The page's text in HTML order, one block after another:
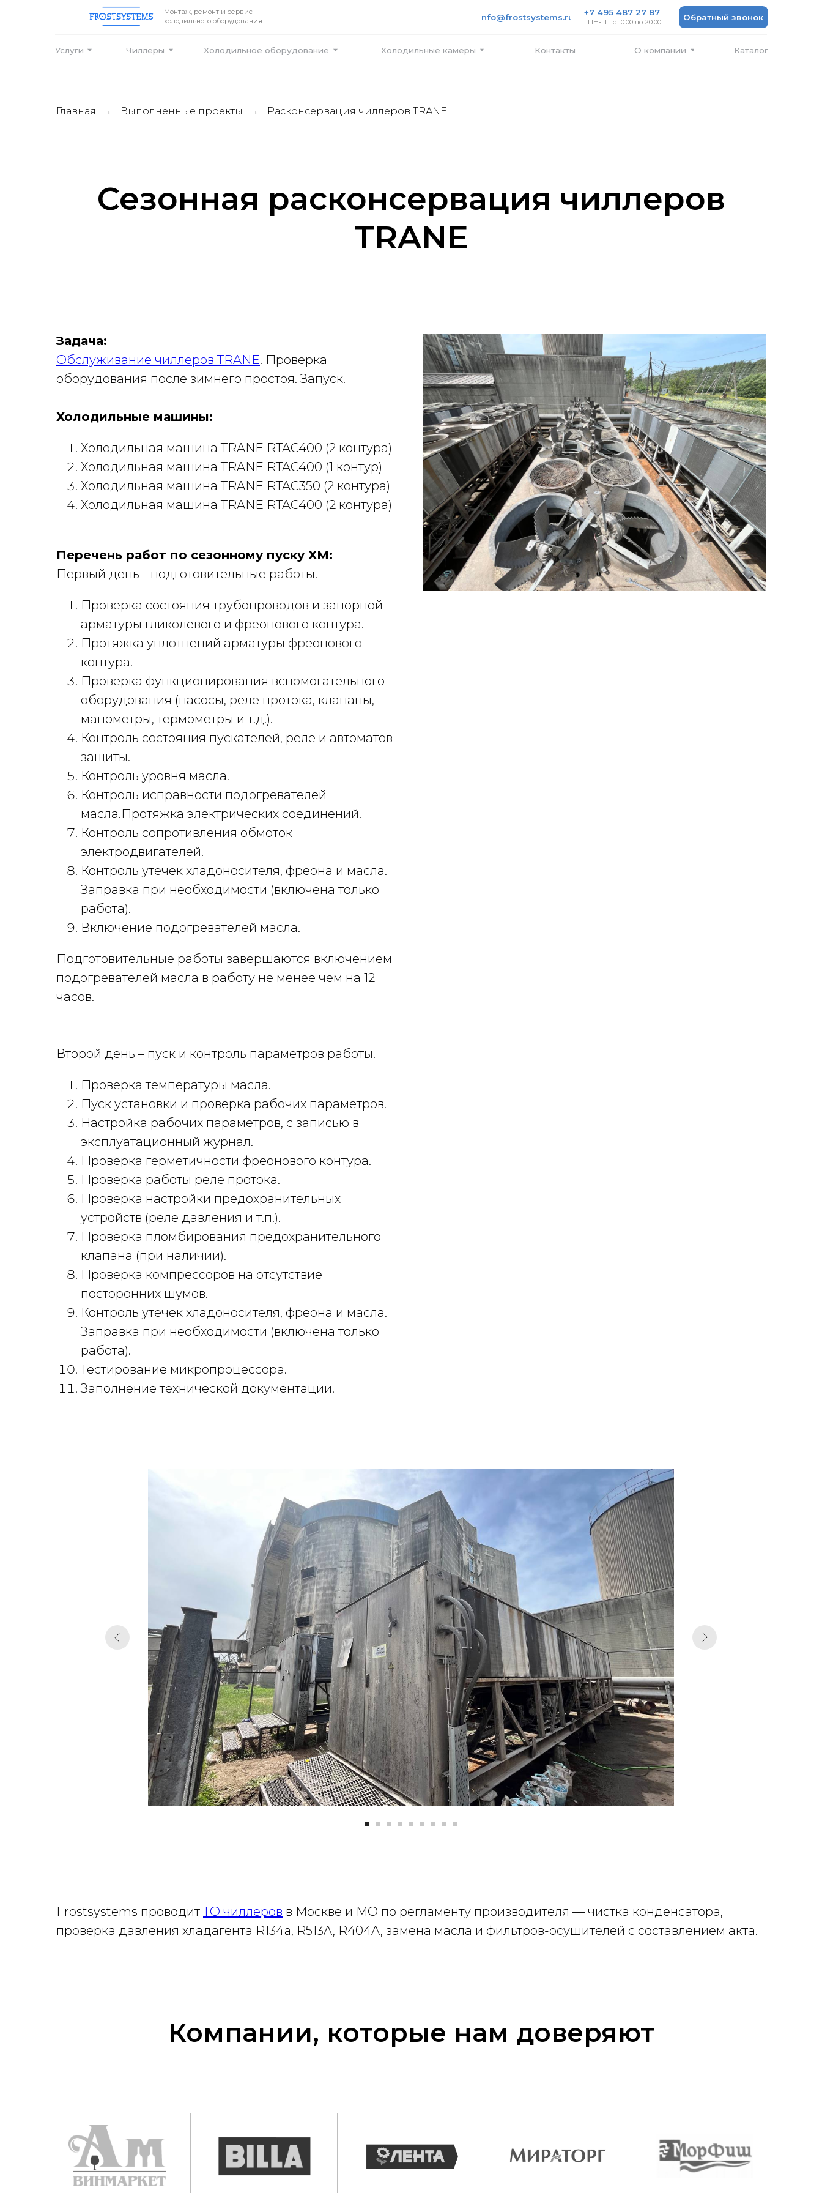
Обратный звонок
+7 495 487 27 87
info@frostsystems.ru
Монтаж, ремонт и сервис
холодильного оборудования
ПН-ПТ с 10:00 до 20:00
Главная → Выполненные проекты → Расконсервация чиллеров TRANE
Сезонная расконсервация чиллеров
TRANE
Задача:
Обслуживание чиллеров TRANE. Проверка
оборудования после зимнего простоя. Запуск.
Холодильные машины:
Холодильная машина TRANE RTAC400 (2 контура)
Холодильная машина TRANE RTAC400 (1 контур)
Холодильная машина TRANE RTAC350 (2 контура)
Холодильная машина TRANE RTAC400 (2 контура)
Перечень работ по сезонному пуску ХМ:
Первый день - подготовительные работы.
Проверка состояния трубопроводов и запорной
арматуры гликолевого и фреонового контура.
Протяжка уплотнений арматуры фреонового
контура.
Проверка функционирования вспомогательного
оборудования (насосы, реле протока, клапаны,
манометры, термометры и т.д.).
Контроль состояния пускателей, реле и автоматов
защиты.
Контроль уровня масла.
Контроль исправности подогревателей
масла.Протяжка электрических соединений.
Контроль сопротивления обмоток
электродвигателей.
Контроль утечек хладоносителя, фреона и масла.
Заправка при необходимости (включена только
работа).
Включение подогревателей масла.
Подготовительные работы завершаются включением
подогревателей масла в работу не менее чем на 12
часов.
Второй день – пуск и контроль параметров работы.
Проверка температуры масла.
Пуск установки и проверка рабочих параметров.
Настройка рабочих параметров, с записью в
эксплуатационный журнал.
Проверка герметичности фреонового контура.
Проверка работы реле протока.
Проверка настройки предохранительных
устройств (реле давления и т.п.).
Проверка пломбирования предохранительного
клапана (при наличии).
Проверка компрессоров на отсутствие
посторонних шумов.
Контроль утечек хладоносителя, фреона и масла.
Заправка при необходимости (включена только
работа).
Тестирование микропроцессора.
Заполнение технической документации.
Frostsystems проводитТО чиллеров в Москве и МО по регламенту производителя — чистка конденсатора,
проверка давления хладагента R134a, R513A, R404A, замена масла и фильтров-осушителей с составлением акта.
Компании, которые нам доверяют